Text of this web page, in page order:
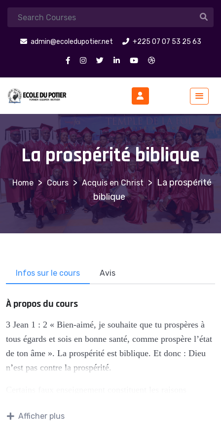
admin@ecoledupotier.net +225 07 07 53 25 63
La prospérité biblique
> Cours > Acquis en Christ > La prospérité
biblique
Infos sur le cours Avis
À propos du cours
3 Jean 1 : 2 « Bien-aimé, je souhaite que tu prospères à
tous égards et sois en bonne santé, comme prospère l’état
de ton âme ». La prospérité est biblique. Et donc : Dieu
n’est pas contre la prospérité.
jouissent pas de la prospérité divine. La diffusion de
Afficher plus